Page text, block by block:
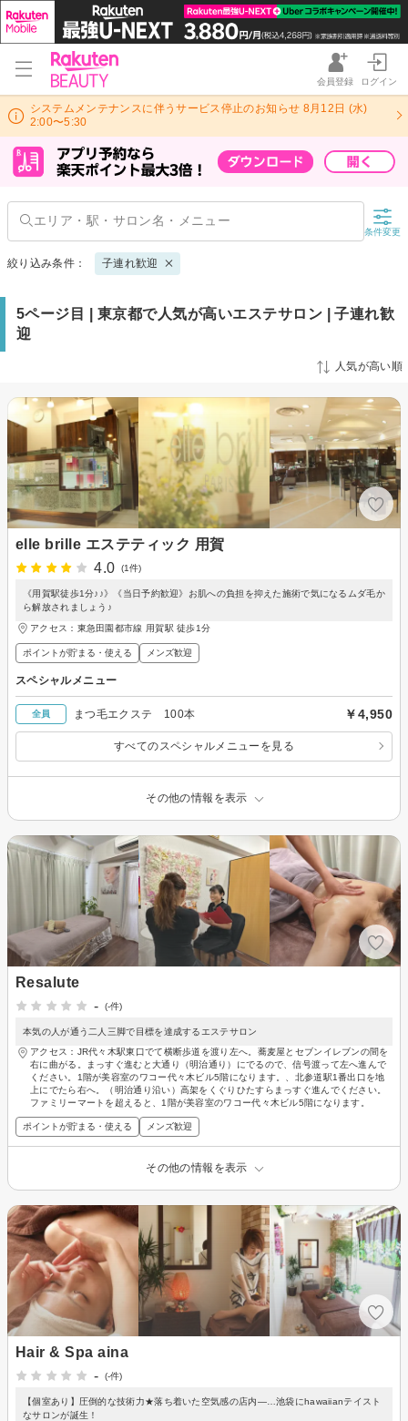
会員登録 ログイン
システムメンテナンスに伴うサービス停止のお知らせ 8月12日 (水)
2:00〜5:30
条件変更
絞り込み条件： 子連れ歓迎
5ページ目 | 東京都で人気が高いエステサロン | 子連れ歓
迎
人気が高い順
elle brille エステティック 用賀
4.0
(1件)
《用賀駅徒歩1分♪♪》《当日予約歓迎》お肌への負担を抑えた施術で気になるムダ毛か
ら解放されましょう♪
アクセス：東急田園都市線 用賀駅 徒歩1分
ポイントが貯まる・使える メンズ歓迎
スペシャルメニュー
全員 まつ毛エクステ 100本 ￥4,950
すべてのスペシャルメニューを見る
その他の情報を表示
Resalute
-
(-件)
本気の人が通う二人三脚で目標を達成するエステサロン
アクセス：JR代々木駅東口でて横断歩道を渡り左へ。蕎麦屋とセブンイレブンの間を
右に曲がる。まっすぐ進むと大通り（明治通り）にでるので、信号渡って左へ進んで
ください。1階が美容室のワコー代々木ビル5階になります。、北参道駅1番出口を地
上にでたら右へ。（明治通り沿い）高架をくぐりひたすらまっすぐ進んでください。
ファミリーマートを超えると、1階が美容室のワコー代々木ビル5階になります。
ポイントが貯まる・使える メンズ歓迎
その他の情報を表示
Hair & Spa aina
-
(-件)
【個室あり】圧倒的な技術力★落ち着いた空気感の店内―…池袋にhawaiianテイスト
なサロンが誕生！